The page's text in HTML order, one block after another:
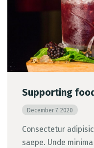
Supporting
December 7, 2020
Consectetur
saepe. Unde